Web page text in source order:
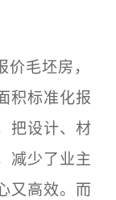
毛坯房，
积标准化报
把设计、材
减少了业主
又高效。而